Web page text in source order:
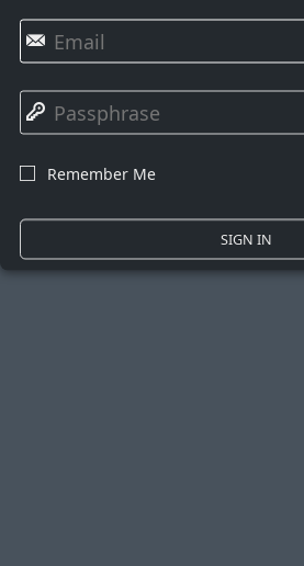
✉
🔑
☐ Remember Me
SIGN IN